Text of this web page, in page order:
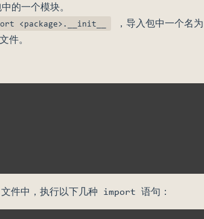
的一个模块。
<package>.__init__ ，导入包中一个名为
件。
件中，执行以下几种 import 语句：